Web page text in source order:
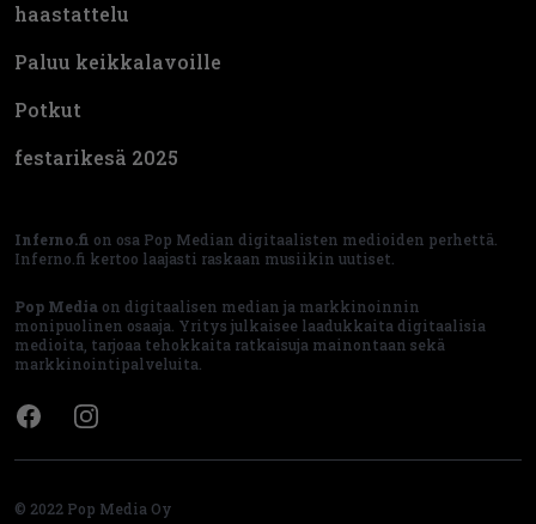
haastattelu
Paluu keikkalavoille
Potkut
festarikesä 2025
Inferno.fi on osa Pop Median digitaalisten medioiden perhettä.
Inferno.fi kertoo laajasti raskaan musiikin uutiset.
Pop Media on digitaalisen median ja markkinoinnin
monipuolinen osaaja. Yritys julkaisee laadukkaita digitaalisia
medioita, tarjoaa tehokkaita ratkaisuja mainontaan sekä
markkinointipalveluita.
FacebookInstagram
© 2022 Pop Media Oy